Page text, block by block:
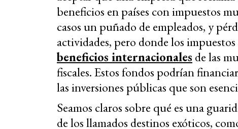
beneficios en países con impuestos
casos un puñado de empleados, y
actividades, pero donde los
beneficios internacionales de las
fiscales. Estos fondos podrían
las inversiones públicas que son
Seamos claros sobre qué es una
de los llamados destinos exóticos,